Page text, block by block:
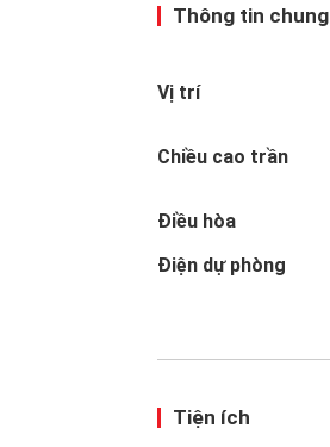
Thông tin chung
Vị trí
Chiều cao trần
Điều hòa
Điện dự phòng
Tiện ích